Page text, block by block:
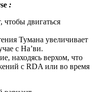
:
двигаться
Тумана увеличивает
с На’ви.
находясь верхом, что
с RDA или во время